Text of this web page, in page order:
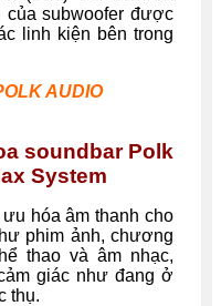
subwoofer được
linh kiện bên trong
AUDIO
soundbar Polk
System
hóa âm thanh cho
phim ảnh, chương
thao và âm nhạc,
giác như đang ở
thụ.